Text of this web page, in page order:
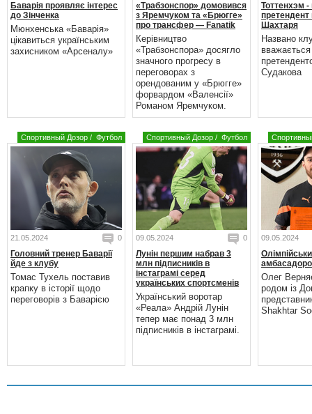
Баварія проявляє інтерес
до Зінченка
Мюнхенська «Баварія»
цікавиться українським
захисником «Арсеналу»
«Трабзонспор» домовився
з Яремчуком та «Брюгге»
про трансфер — Fanatik
Керівництво
«Трабзонспора» досягло
значного прогресу в
переговорах з
орендованим у «Брюгге»
форвардом «Валенсії»
Романом Яремчуком.
Тоттенхэм -
претендент
Шахтаря
Названо
Судакова
Спортивный Дозор / Футбол
21.05.2024 0
Головний тренер Баварії
йде з клубу
Томас Тухель поставив
крапку в історії щодо
переговорів з Баварією
Спортивный Дозор / Футбол
09.05.2024 0
Лунін першим набрав 3
млн підписників в
інстаграмі серед
українських спортсменів
Український воротар
«Реала» Андрій Лунін
тепер має понад 3 млн
підписників в інстаграмі.
09.05.2024
Олег
родом із
Shakhtar